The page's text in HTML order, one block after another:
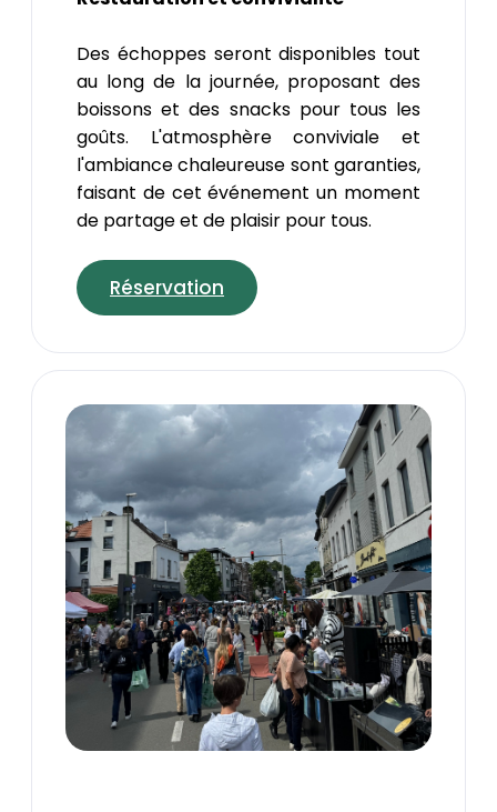
Des échoppes seront disponibles tout
au long de la journée, proposant des
boissons et des snacks pour tous les
goûts. L'atmosphère conviviale et
l'ambiance chaleureuse sont garanties,
faisant de cet événement un moment
de partage et de plaisir pour tous.
Réservation